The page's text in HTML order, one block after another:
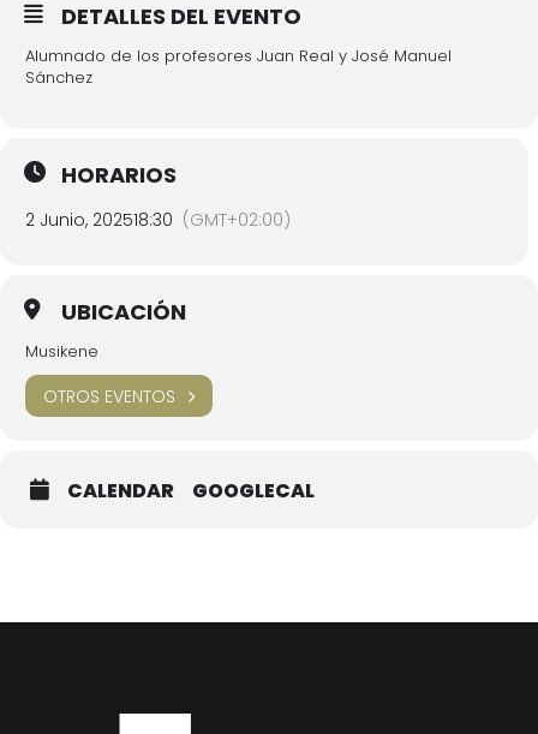
DETALLES DEL EVENTO
Alumnado de los profesores Juan Real y José Manuel
Sánchez
HORARIOS
2 Junio, 202518:30 (GMT+02:00)
UBICACIÓN
Musikene
OTROS EVENTOS
CALENDAR GOOGLECAL